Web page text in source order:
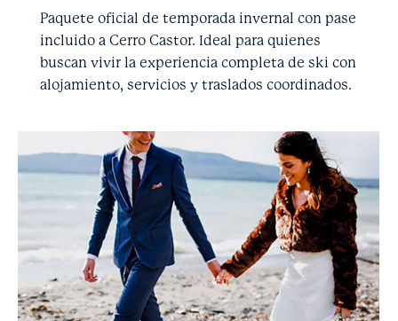
Paquete oficial de temporada invernal con pase
incluido a Cerro Castor. Ideal para quienes
buscan vivir la experiencia completa de ski con
alojamiento, servicios y traslados coordinados.